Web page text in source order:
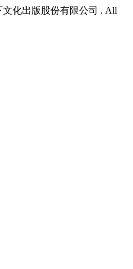
文化出版股份有限公司 . All